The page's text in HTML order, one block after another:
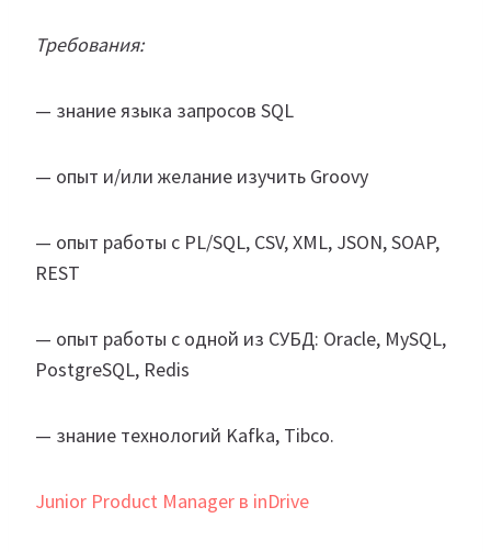
Требования:
— знание языка запросов SQL
— опыт и/или желание изучить Groovy
— опыт работы с PL/SQL, CSV, XML, JSON, SOAP,
REST
— опыт работы с одной из СУБД: Oracle, MySQL,
PostgreSQL, Redis
— знание технологий Kafka, Tibco.
Junior Product Manager в inDrive